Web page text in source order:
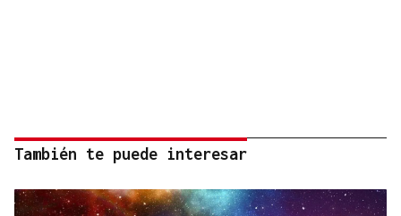
También te puede interesar